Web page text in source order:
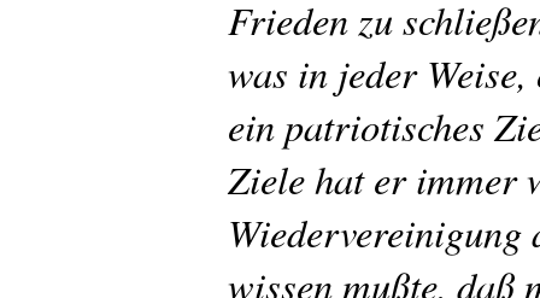
Frieden zu
was in jeder
ein patriotisches
Ziele hat er immer
wissen mußte, daß